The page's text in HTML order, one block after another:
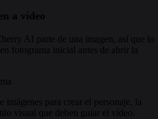
a vídeo
AI parte de una imagen, así que lo
fotograma inicial antes de abrir la
imágenes para crear el personaje, la
visual que deben guiar el vídeo.